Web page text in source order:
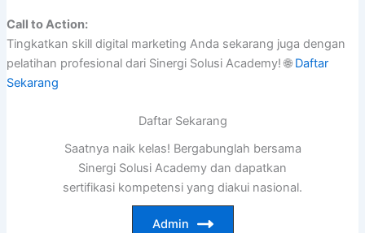
Call to Action:
Tingkatkan skill digital marketing Anda sekarang juga dengan
pelatihan profesional dari Sinergi Solusi Academy! 🌐 Daftar
Sekarang
Daftar Sekarang
Saatnya naik kelas! Bergabunglah bersama
Sinergi Solusi Academy dan dapatkan
sertifikasi kompetensi yang diakui nasional.
Admin